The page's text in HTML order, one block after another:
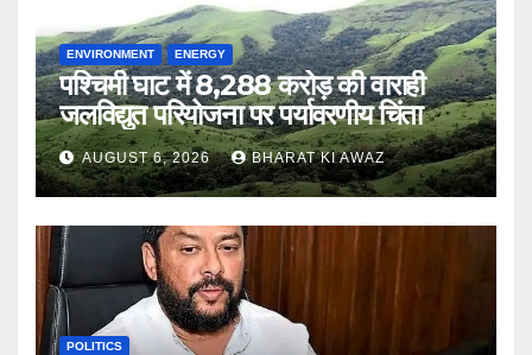
ENVIRONMENT ENERGY
पश्चिमी घाट में 8,288 करोड़ की वाराही
जलविद्युत परियोजना पर पर्यावरणीय चिंता
AUGUST 6, 2026 BHARAT KI AWAZ
POLITICS